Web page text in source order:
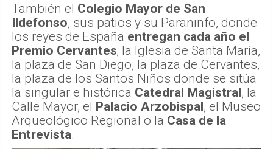
También el Colegio Mayor de San
Ildefonso, sus patios y su Paraninfo, donde
los reyes de España entregan cada año el
Premio Cervantes; la Iglesia de Santa María,
la plaza de San Diego, la plaza de Cervantes,
la plaza de los Santos Niños donde se sitúa
la singular e histórica Catedral Magistral, la
Calle Mayor, el Palacio Arzobispal, el Museo
Arqueológico Regional o la Casa de la
Entrevista.